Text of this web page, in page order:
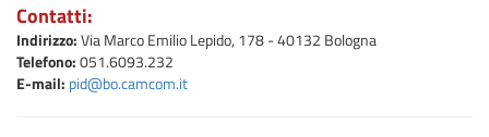
Contatti:
Indirizzo:Via Marco Emilio Lepido, 178 - 40132 Bologna
Telefono:051.6093.232
E-mail: pid@bo.camcom.it